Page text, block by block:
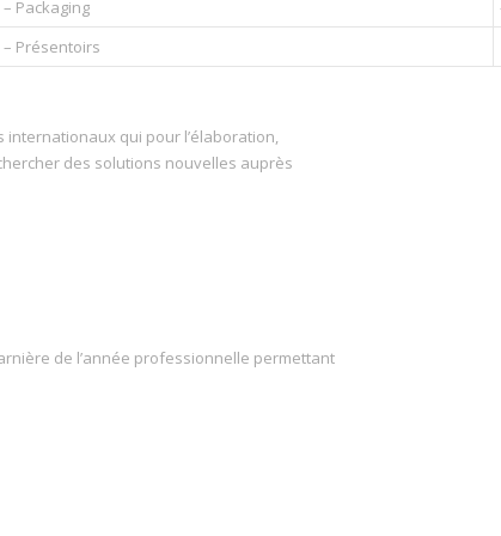
– Packaging
– Présentoirs
qui pour l’élaboration,
des solutions nouvelles auprès
de l’année professionnelle permettant